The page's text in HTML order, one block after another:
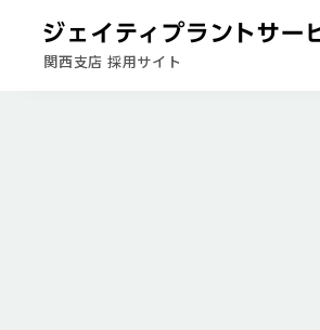
関西支店 採用サイト